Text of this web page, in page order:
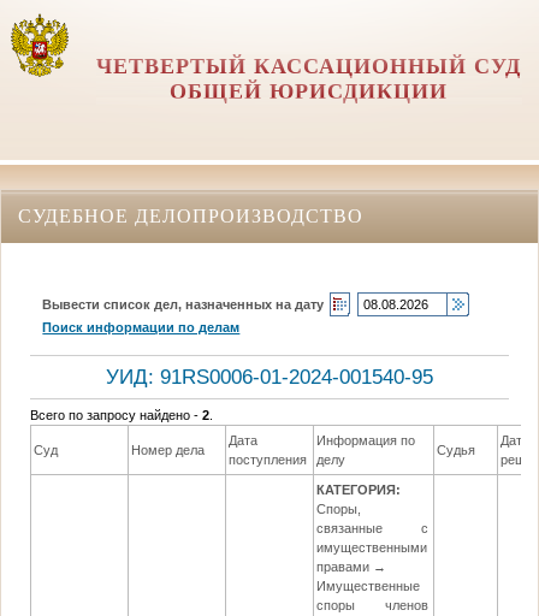
ЧЕТВЕРТЫЙ КАССАЦИОННЫЙ СУД
ОБЩЕЙ ЮРИСДИКЦИИ
СУДЕБНОЕ ДЕЛОПРОИЗВОДСТВО
Вывести список дел, назначенных на дату
Поиск информации по делам
УИД: 91RS0006-01-2024-001540-95
Всего по запросу найдено -2
Суд Номер дела
Дата
поступления
Информация по
делу
Судья
Дата
КАТЕГОРИЯ:
Споры,
связанные с
имущественными
правами →
Имущественные
споры членов